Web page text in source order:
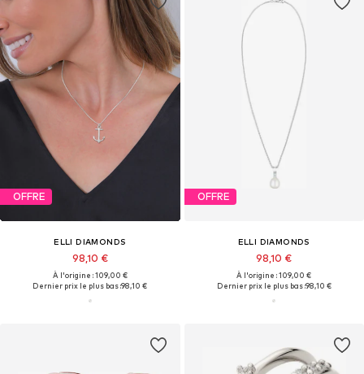
OFFRE
ELLI DIAMONDS
98,10 €
À l'origine : 109,00 €
Dernier prix le plus bas :98,10 €
OFFRE
ELLI DIAMONDS
98,10 €
À l'origine : 109,00 €
Dernier prix le plus bas :98,10 €